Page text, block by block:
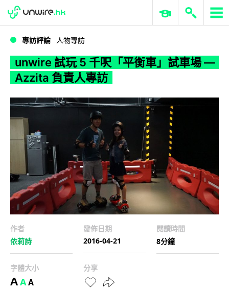
WWDC 2026 ERP 與商業 AI
專訪評論 人物專訪
unwire 試玩 5 千呎「平衡車」試車場 —
Azzita 負責人專訪
作者
依莉詩
發佈日期
2016-04-21
閱讀時間
8分鐘
字體大小
AAA
分享